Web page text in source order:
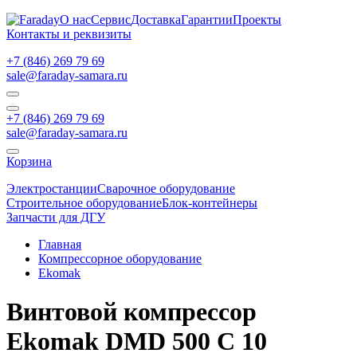
О насСервисДоставкаГарантииПроекты
Контакты и реквизиты
+7 (846) 269 79 69
sale@faraday-samara.ru
+7 (846) 269 79 69
sale@faraday-samara.ru
Корзина
ЭлектростанцииСварочное оборудование
Строительное оборудованиеБлок-контейнеры
Запчасти для ДГУ
Главная
Компрессорное оборудование
Ekomak
Винтовой компрессор
Ekomak DMD 500 C 10